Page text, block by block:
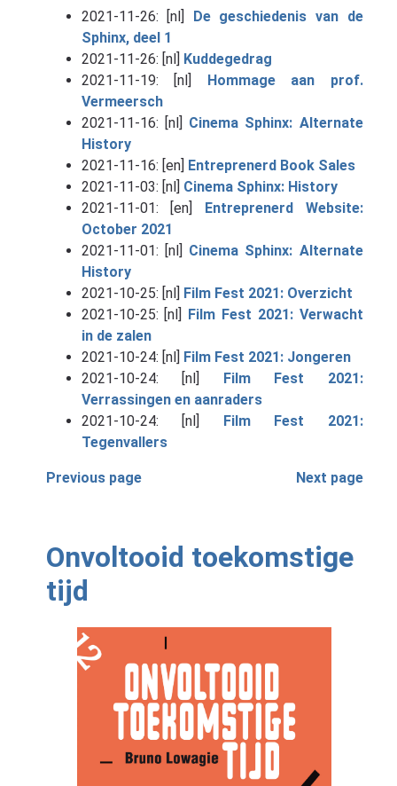
2021-11-26: [nl] De geschiedenis van de
Sphinx, deel 1
2021-11-26: [nl] Kuddegedrag
2021-11-19: [nl] Hommage aan prof.
Vermeersch
2021-11-16: [nl] Cinema Sphinx: Alternate
History
2021-11-16: [en] Entreprenerd Book Sales
2021-11-03: [nl] Cinema Sphinx: History
2021-11-01: [en] Entreprenerd Website:
October 2021
2021-11-01: [nl] Cinema Sphinx: Alternate
History
2021-10-25: [nl] Film Fest 2021: Overzicht
2021-10-25: [nl] Film Fest 2021: Verwacht
in de zalen
2021-10-24: [nl] Film Fest 2021: Jongeren
2021-10-24: [nl] Film Fest 2021:
Verrassingen en aanraders
2021-10-24: [nl] Film Fest 2021:
Tegenvallers
Previous page Next page
Onvoltooid toekomstige
tijd